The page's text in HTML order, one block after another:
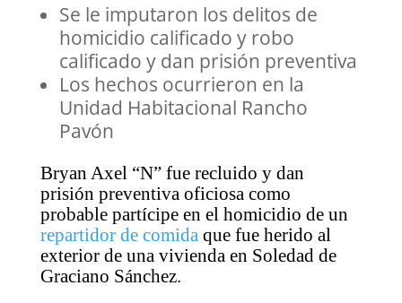
Se le imputaron los delitos de
homicidio calificado y robo
calificado y dan prisión preventiva
Los hechos ocurrieron en la
Unidad Habitacional Rancho
Pavón
Bryan Axel “N” fue recluido y dan
prisión preventiva oficiosa como
probable partícipe en el homicidio de un
repartidor de comida que fue herido al
exterior de una vivienda en Soledad de
Graciano Sánchez.